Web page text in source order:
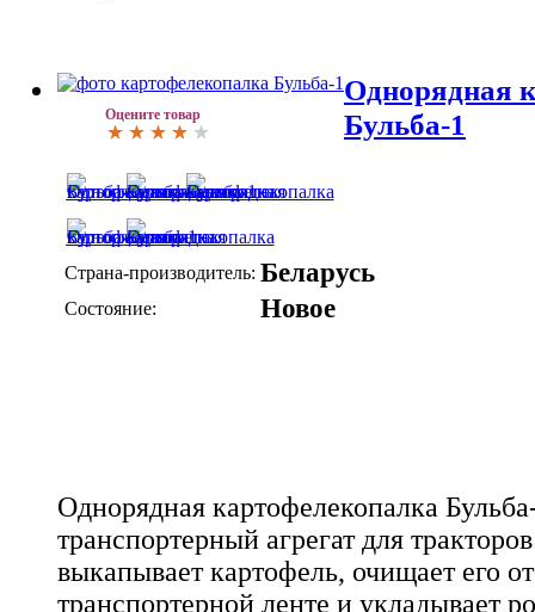
Оцените товар
Однорядная
Бульба-1
Страна-производитель: Беларусь
Состояние: Новое
Однорядная картофелекопалка
транспортерный агрегат для
выкапывает картофель, очищает его
транспортерной ленте и укладывает